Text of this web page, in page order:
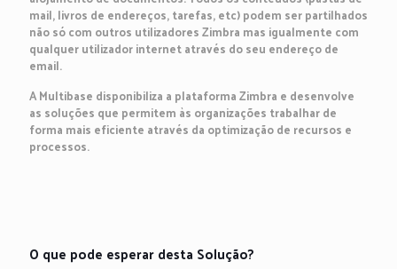
mail, livros de endereços, tarefas, etc) podem ser partilhados
não só com outros utilizadores Zimbra mas igualmente com
qualquer utilizador internet através do seu endereço de
email.
A Multibase disponibiliza a plataforma Zimbra e desenvolve
as soluções que permitem às organizações trabalhar de
forma mais eficiente através da optimização de recursos e
processos.
O que pode esperar desta Solução?